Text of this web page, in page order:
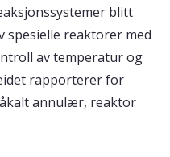
blitt
spesielle reaktorer med
av temperatur og
rapporterer for
annulær, reaktor